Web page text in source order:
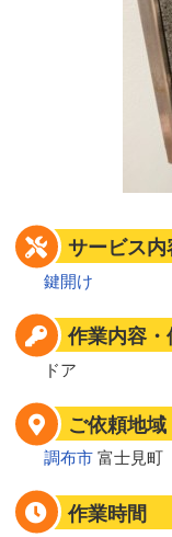
サービス内
鍵開け
作業内容・
ドア
ご依頼地域
調布市 富士見町
作業時間